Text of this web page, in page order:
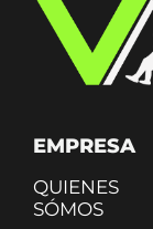
EMPRESA
QUIENES
SÓMOS